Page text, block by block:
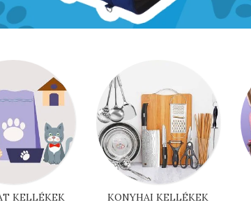
KELLÉKEK KONYHAI KELLÉKEK